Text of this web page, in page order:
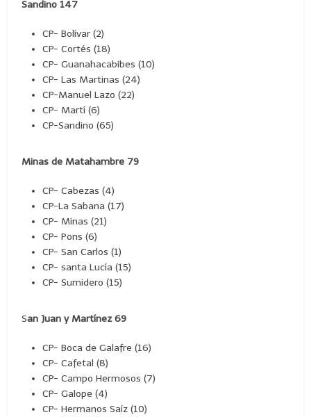
Sandino 147
CP- Bolívar (2)
CP- Cortés (18)
CP- Guanahacabibes (10)
CP- Las Martinas (24)
CP-Manuel Lazo (22)
CP- Martí (6)
CP-Sandino (65)
Minas de Matahambre 79
CP- Cabezas (4)
CP-La Sabana (17)
CP- Minas (21)
CP- Pons (6)
CP- San Carlos (1)
CP- santa Lucía (15)
CP- Sumidero (15)
San Juan y Martínez 69
CP- Boca de Galafre (16)
CP- Cafetal (8)
CP- Campo Hermosos (7)
CP- Galope (4)
CP- Hermanos Saíz (10)